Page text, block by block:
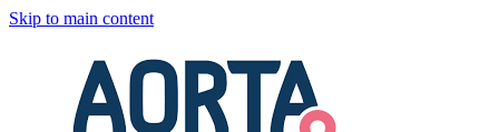
Skip to main content